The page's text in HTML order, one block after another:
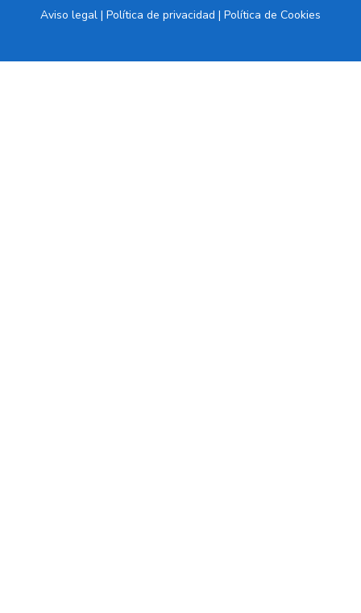
Aviso legal | Política de privacidad | Política de Cookies